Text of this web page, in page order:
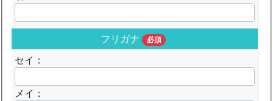
フリガナ 必須
セイ：
メイ：